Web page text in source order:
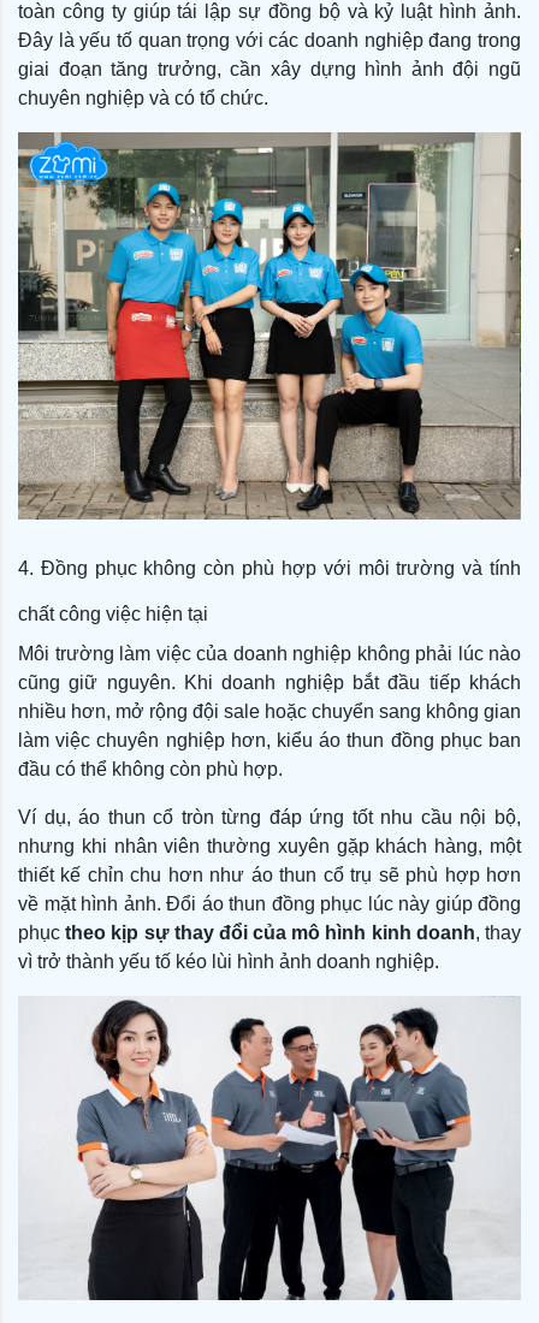
toàn công ty giúp tái lập sự đồng bộ và kỷ luật hình ảnh.
Đây là yếu tố quan trọng với các doanh nghiệp đang trong
giai đoạn tăng trưởng, cần xây dựng hình ảnh đội ngũ
chuyên nghiệp và có tổ chức.
4. Đồng phục không còn phù hợp với môi trường và tính
chất công việc hiện tại
Môi trường làm việc của doanh nghiệp không phải lúc nào
cũng giữ nguyên. Khi doanh nghiệp bắt đầu tiếp khách
nhiều hơn, mở rộng đội sale hoặc chuyển sang không gian
làm việc chuyên nghiệp hơn, kiểu áo thun đồng phục ban
đầu có thể không còn phù hợp.
Ví dụ, áo thun cổ tròn từng đáp ứng tốt nhu cầu nội bộ,
nhưng khi nhân viên thường xuyên gặp khách hàng, một
thiết kế chỉn chu hơn như áo thun cổ trụ sẽ phù hợp hơn
về mặt hình ảnh. Đổi áo thun đồng phục lúc này giúp đồng
phụctheo kịp sự thay đổi của mô hình kinh doanh, thay
vì trở thành yếu tố kéo lùi hình ảnh doanh nghiệp.